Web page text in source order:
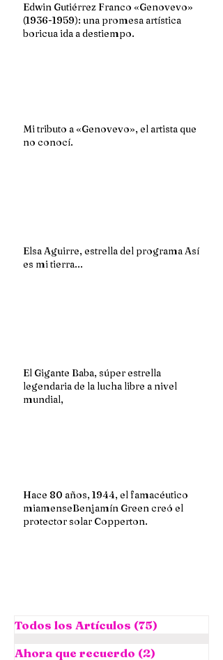
Edwin Gutiérrez Franco «Genovevo»
(1936-1959): una promesa artística
boricua ida a destiempo.
Mi tributo a «Genovevo», el artista que
no conocí.
Elsa Aguirre, estrella del programa Así
es mi tierra...
El Gigante Baba, súper estrella
legendaria de la lucha libre a nivel
mundial,
Hace 80 años, 1944, el famacéutico
miamenseBenjamín Green creó el
protector solar Copperton.
Todos los Artículos (75)
Ahora que recuerdo (2)